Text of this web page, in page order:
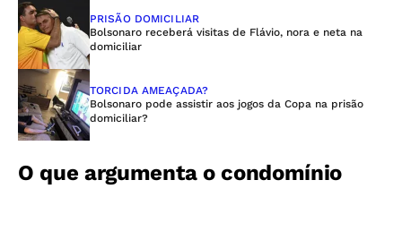
PRISÃO DOMICILIAR
Bolsonaro receberá visitas de Flávio, nora e neta na
domiciliar
TORCIDA AMEAÇADA?
Bolsonaro pode assistir aos jogos da Copa na prisão
domiciliar?
O que argumenta o condomínio